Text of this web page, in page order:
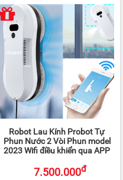
Robot Lau Kính Probot Tự
Phun Nước 2 Vòi Phun model
2023 Wifi điều khiển qua APP
7.500.000đ